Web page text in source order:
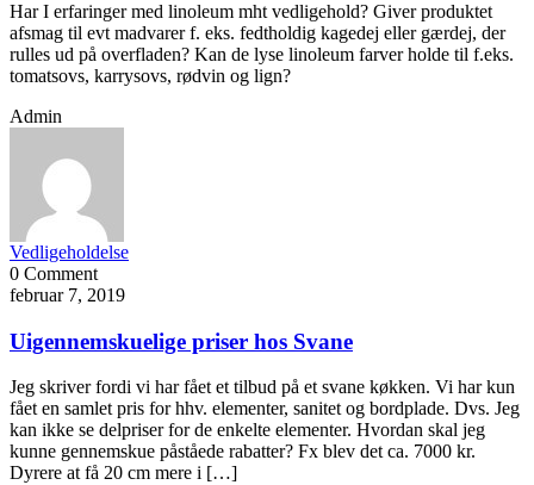
Har I erfaringer med linoleum mht vedligehold? Giver produktet
afsmag til evt madvarer f. eks. fedtholdig kagedej eller gærdej, der
rulles ud på overfladen? Kan de lyse linoleum farver holde til f.eks.
tomatsovs, karrysovs, rødvin og lign?
Admin
Vedligeholdelse
0 Comment
februar 7, 2019
Uigennemskuelige priser hos Svane
Jeg skriver fordi vi har fået et tilbud på et svane køkken. Vi har kun
fået en samlet pris for hhv. elementer, sanitet og bordplade. Dvs. Jeg
kan ikke se delpriser for de enkelte elementer. Hvordan skal jeg
kunne gennemskue påståede rabatter? Fx blev det ca. 7000 kr.
Dyrere at få 20 cm mere i […]